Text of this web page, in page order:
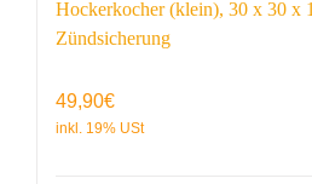
Hockerkocher (klein), 30 x 30 x
Zündsicherung
49,90€